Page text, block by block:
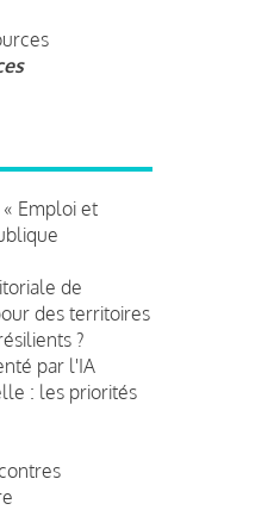
Emploi et
de
des territoires
?
par l'IA
: les priorités